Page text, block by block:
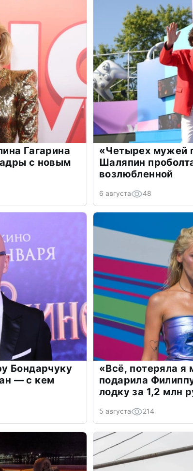
Гагарина
с новым
«Четырех мужей
Шаляпин
возлюбленной
6 августа 48
Бондарчуку
— с кем
«Всё, потеряла я
подарила
лодку за 1,2 млн
5 августа 214